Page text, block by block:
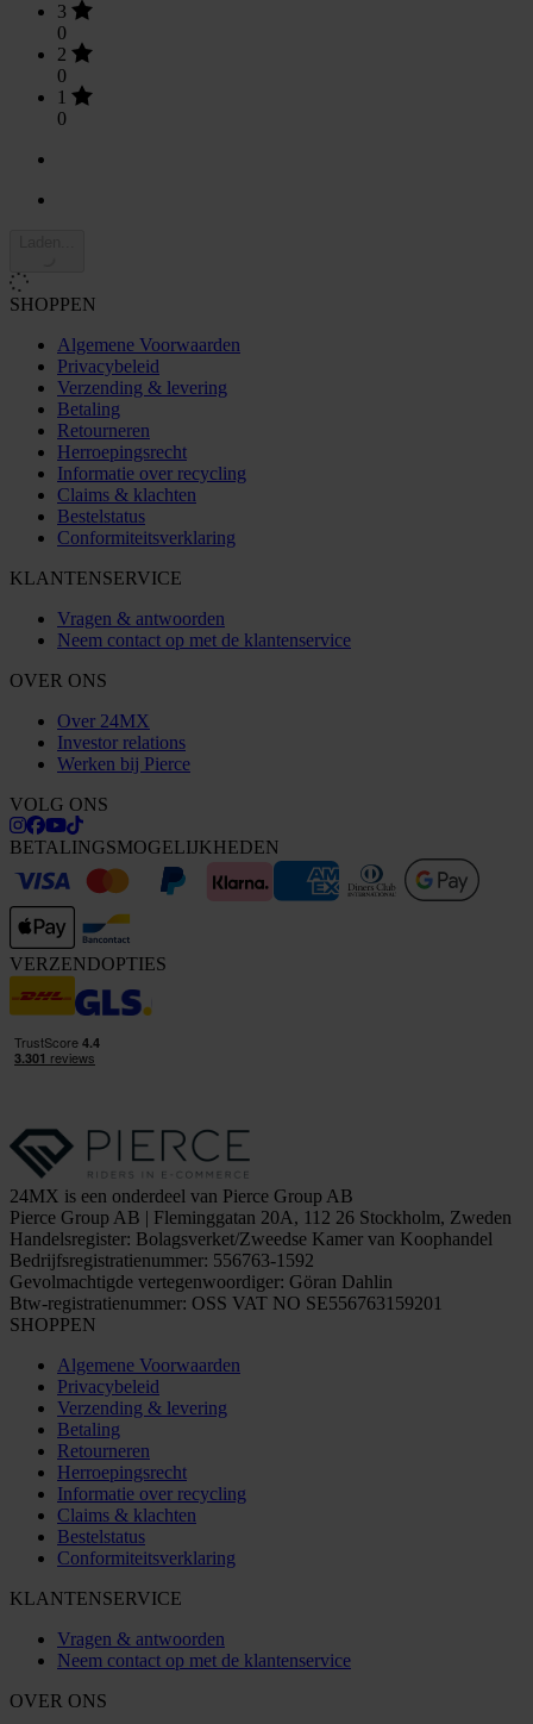
3
0
2
0
1
0
SHOPPEN
Algemene Voorwaarden
Privacybeleid
Verzending & levering
Betaling
Retourneren
Herroepingsrecht
Informatie over recycling
Claims & klachten
Bestelstatus
Conformiteitsverklaring
KLANTENSERVICE
Vragen & antwoorden
Neem contact op met de klantenservice
OVER ONS
Over 24MX
Investor relations
Werken bij Pierce
VOLG ONS
BETALINGSMOGELIJKHEDEN
VERZENDOPTIES
24MX is een onderdeel van Pierce Group AB
Pierce Group AB | Fleminggatan 20A, 112 26 Stockholm, Zweden
Handelsregister: Bolagsverket/Zweedse Kamer van Koophandel
Bedrijfsregistratienummer: 556763-1592
Gevolmachtigde vertegenwoordiger: Göran Dahlin
Btw-registratienummer: OSS VAT NO SE556763159201
SHOPPEN
Algemene Voorwaarden
Privacybeleid
Verzending & levering
Betaling
Retourneren
Herroepingsrecht
Informatie over recycling
Claims & klachten
Bestelstatus
Conformiteitsverklaring
KLANTENSERVICE
Vragen & antwoorden
Neem contact op met de klantenservice
OVER ONS